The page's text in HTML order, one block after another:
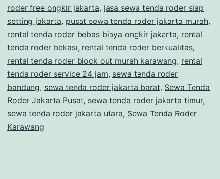
DI
JAKARTA
roder free ongkir jakarta, jasa sewa tenda roder siap
setting jakarta, pusat sewa tenda roder jakarta murah,
rental tenda roder bebas biaya ongkir jakarta, rental
tenda roder bekasi, rental tenda roder berkualitas,
rental tenda roder block out murah karawang, rental
tenda roder service 24 jam, sewa tenda roder
bandung, sewa tenda roder jakarta barat, Sewa Tenda
Roder Jakarta Pusat, sewa tenda roder jakarta timur,
sewa tenda roder jakarta utara, Sewa Tenda Roder
Karawang